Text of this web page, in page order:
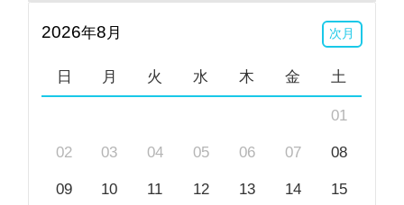
※ビデオ相談でお顔を見られたくないといった場合、
2026年8 月 次月
日 月 火 水 木 金 土
01
02 03 04 05 06 07 08
09 10 11 12 13 14 15